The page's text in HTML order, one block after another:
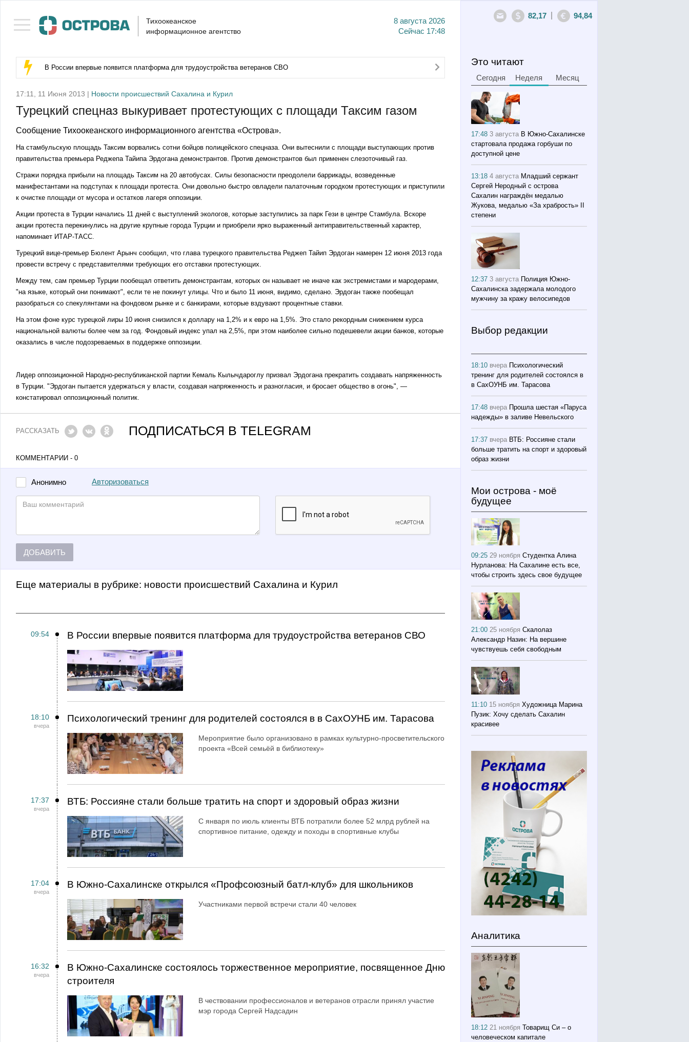
Тихоокеанское
информационное агентство
8 августа 2026
Сейчас 17:48
82,17 94,84
В России впервые появится платформа для трудоустройства ветеранов СВО
17:11, 11 Июня 2013 | Новости происшествий Сахалина и Курил
Турецкий спецназ выкуривает протестующих с площади Таксим газом
Сообщение Тихоокеанского информационного агентства «Острова».
На стамбульскую площадь Таксим ворвались сотни бойцов полицейского спецназа. Они вытеснили с площади выступающих против
правительства премьера Реджепа Тайипа Эрдогана демонстрантов. Против демонстрантов был применен слезоточивый газ.
Стражи порядка прибыли на площадь Таксим на 20 автобусах. Силы безопасности преодолели баррикады, возведенные
манифестантами на подступах к площади протеста. Они довольно быстро овладели палаточным городком протестующих и приступили
к очистке площади от мусора и остатков лагеря оппозиции.
Акции протеста в Турции начались 11 дней с выступлений экологов, которые заступились за парк Гези в центре Стамбула. Вскоре
акции протеста перекинулись на другие крупные города Турции и приобрели ярко выраженный антиправительственный характер,
напоминает ИТАР-ТАСС.
Турецкий вице-премьер Бюлент Арынч сообщил, что глава турецкого правительства Реджеп Тайип Эрдоган намерен 12 июня 2013 года
провести встречу с представителями требующих его отставки протестующих.
Между тем, сам премьер Турции пообещал ответить демонстрантам, которых он называет не иначе как экстремистами и мародерами,
"на языке, который они понимают", если те не покинут улицы. Что и было 11 июня, видимо, сделано. Эрдоган также пообещал
разобраться со спекулянтами на фондовом рынке и с банкирами, которые вздувают процентные ставки.
На этом фоне курс турецкой лиры 10 июня снизился к доллару на 1,2% и к евро на 1,5%. Это стало рекордным снижением курса
национальной валюты более чем за год. Фондовый индекс упал на 2,5%, при этом наиболее сильно подешевели акции банков, которые
оказались в числе подозреваемых в поддержке оппозиции.
Лидер оппозиционной Народно-республиканской партии Кемаль Кылычдароглу призвал Эрдогана прекратить создавать напряженность
в Турции. "Эрдоган пытается удержаться у власти, создавая напряженность и разногласия, и бросает общество в огонь", —
констатировал оппозиционный политик.
РАССКАЗАТЬ ПОДПИСАТЬСЯ В TELEGRAM
КОММЕНТАРИИ - 0
Анонимно Авторизоваться
ДОБАВИТЬ
Еще материалы в рубрике: Новости происшествий Сахалина и Курил
09:54 В России впервые появится платформа для трудоустройства ветеранов СВО
18:10
вчера
Психологический тренинг для родителей состоялся в в СахОУНБ им. Тарасова
Мероприятие было организовано в рамках культурно-просветительского
проекта «Всей семьёй в библиотеку»
17:37
вчера
ВТБ: Россияне стали больше тратить на спорт и здоровый образ жизни
С января по июль клиенты ВТБ потратили более 52 млрд рублей на
спортивное питание, одежду и походы в спортивные клубы
17:04
вчера
В Южно-Сахалинске открылся «Профсоюзный батл-клуб» для школьников
Участниками первой встречи стали 40 человек
16:32
вчера
В Южно-Сахалинске состоялось торжественное мероприятие, посвященное Дню
строителя
В чествовании профессионалов и ветеранов отрасли принял участие
мэр города Сергей Надсадин
Это читают
Сегодня Неделя Месяц
17:483 августа В Южно-Сахалинске
стартовала продажа горбуши по
доступной цене
13:184 августа Младший сержант
Сергей Неродный с острова
Сахалин награждён медалью
Жукова, медалью «За храбрость» II
степени
12:373 августа Полиция Южно-
Сахалинска задержала молодого
мужчину за кражу велосипедов
Выбор редакции
18:10 вчера Психологический
тренинг для родителей состоялся в
в СахОУНБ им. Тарасова
17:48 вчера Прошла шестая «Паруса
надежды» в заливе Невельского
17:37 вчера ВТБ: Россияне стали
больше тратить на спорт и здоровый
образ жизни
Мои острова - моё
будущее
09:2529 ноября Студентка Алина
Нурланова: На Сахалине есть все,
чтобы строить здесь свое будущее
21:0025 ноября Скалолаз
Александр Назин: На вершине
чувствуешь себя свободным
11:10 15 ноября Художница Марина
Пузик: Хочу сделать Сахалин
красивее
Аналитика
18:1221 ноября Товарищ Си – о
человеческом капитале